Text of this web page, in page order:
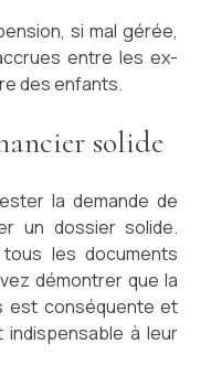
si mal gérée,
entre les ex-
des enfants.
solide
la demande de
un dossier solide.
les documents
démontrer que la
est conséquente et
indispensable à leur